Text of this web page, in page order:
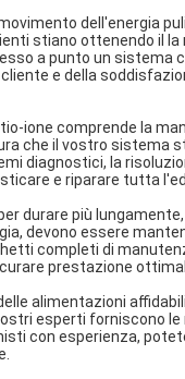
dell'energia
stiano ottenendo il
a punto un
e della
ione comprende la
che il vostro
diagnostici, la
e riparare tutta
durare più
devono essere
completi di
prestazione
alimentazioni
esperti forniscono
con esperienza,